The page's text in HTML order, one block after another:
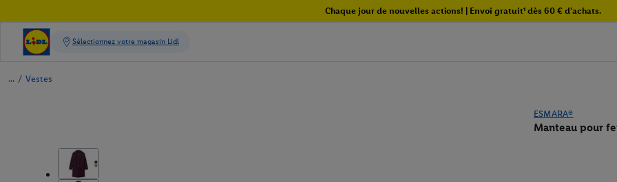
Chaque jour de nouvelles actions! | Envoi gratuit¹ dès 60 € d'achats.
/ Vestes
ESMARA®
Manteau pour